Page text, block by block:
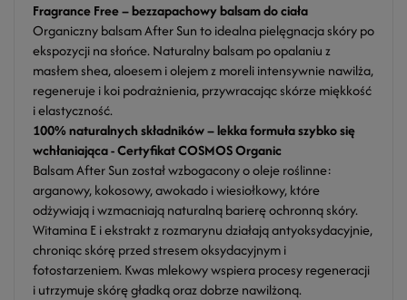
Fragrance Free – bezzapachowy balsam do ciała
Organiczny balsam After Sun to idealna pielęgnacja skóry po
ekspozycji na słońce. Naturalny balsam po opalaniu z
masłem shea, aloesem i olejem z moreli intensywnie nawilża,
regeneruje i koi podrażnienia, przywracając skórze miękkość
i elastyczność.
100% naturalnych składników – lekka formuła szybko się
wchłaniająca - Certyfikat COSMOS Organic
Balsam After Sun został wzbogacony o oleje roślinne:
arganowy, kokosowy, awokado i wiesiołkowy, które
odżywiają i wzmacniają naturalną barierę ochronną skóry.
Witamina E i ekstrakt z rozmarynu działają antyoksydacyjnie,
chroniąc skórę przed stresem oksydacyjnym i
fotostarzeniem. Kwas mlekowy wspiera procesy regeneracji
i utrzymuje skórę gładką oraz dobrze nawilżoną.